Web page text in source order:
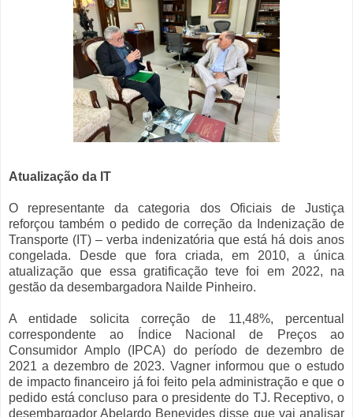
Atualização da IT
O representante da categoria dos Oficiais de Justiça
reforçou também o pedido de correção da Indenização de
Transporte (IT) – verba indenizatória que está há dois anos
congelada. Desde que fora criada, em 2010, a única
atualização que essa gratificação teve foi em 2022, na
gestão da desembargadora Nailde Pinheiro.
A entidade solicita correção de 11,48%, percentual
correspondente ao Índice Nacional de Preços ao
Consumidor Amplo (IPCA) do período de dezembro de
2021 a dezembro de 2023. Vagner informou que o estudo
de impacto financeiro já foi feito pela administração e que o
pedido está concluso para o presidente do TJ. Receptivo, o
desembargador Abelardo Benevides disse que vai analisar